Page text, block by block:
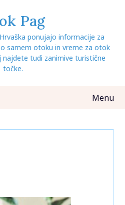
Pag
ponujajo informacije za
samem otoku in vreme za otok
najdete tudi zanimive turistične
točke.
Menu